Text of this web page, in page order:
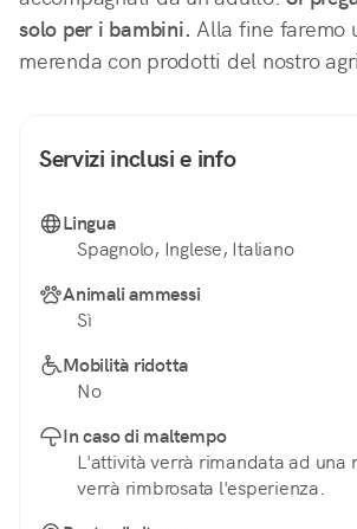
solo per i bambini. Alla fine faremo
merenda con prodotti del nostro
Servizi inclusi e info
Lingua
Spagnolo, Inglese, Italiano
Animali ammessi
Sì
Mobilità ridotta
No
In caso di maltempo
L'attività verrà rimandata ad una
verrà rimbrosata l'esperienza.